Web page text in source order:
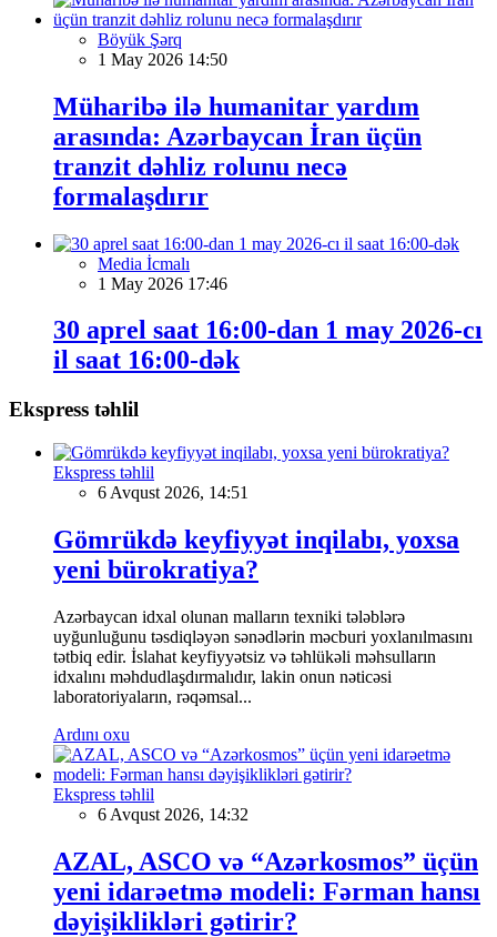
Böyük Şərq
1 May 2026 14:50
Müharibə ilə humanitar yardım
arasında: Azərbaycan İran üçün
tranzit dəhliz rolunu necə
formalaşdırır
Media İcmalı
1 May 2026 17:46
30 aprel saat 16:00-dan 1 may 2026-cı
il saat 16:00-dək
Ekspress təhlil
Ekspress təhlil
6 Avqust 2026, 14:51
Gömrükdə keyfiyyət inqilabı, yoxsa
yeni bürokratiya?
Azərbaycan idxal olunan malların texniki tələblərə
uyğunluğunu təsdiqləyən sənədlərin məcburi yoxlanılmasını
tətbiq edir. İslahat keyfiyyətsiz və təhlükəli məhsulların
idxalını məhdudlaşdırmalıdır, lakin onun nəticəsi
laboratoriyaların, rəqəmsal...
Ardını oxu
Ekspress təhlil
6 Avqust 2026, 14:32
AZAL, ASCO və “Azərkosmos” üçün
yeni idarəetmə modeli: Fərman hansı
dəyişiklikləri gətirir?